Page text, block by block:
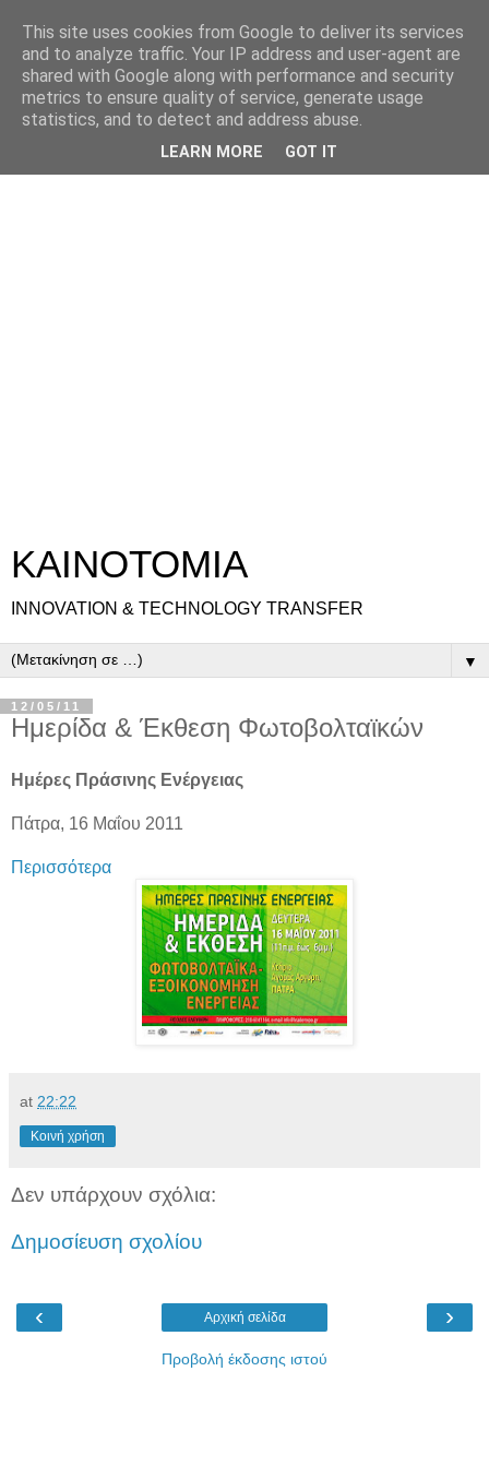
ΚΑΙΝΟΤΟΜΙΑ
INNOVATION & TECHNOLOGY TRANSFER
▼
12/05/11
Ημερίδα & Έκθεση Φωτοβολταϊκών
Ημέρες Πράσινης Ενέργειας
Πάτρα, 16 Μαΐου 2011
Περισσότερα
at 22:22
Κοινή χρήση
Δεν υπάρχουν σχόλια:
Δημοσίευση σχολίου
‹ ›
Αρχική σελίδα
Προβολή έκδοσης ιστού
This site uses cookies from Google to deliver its services
and to analyze traffic. Your IP address and user-agent are
shared with Google along with performance and security
metrics to ensure quality of service, generate usage
statistics, and to detect and address abuse.
LEARN MORE GOT IT